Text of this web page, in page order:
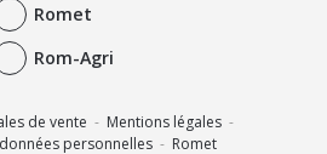
Romet
Rom-Agri
de vente - Mentions légales -
personnelles - Romet